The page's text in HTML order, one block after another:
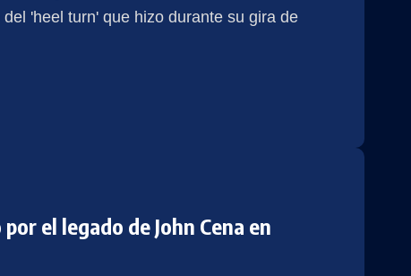
'heel turn' que hizo durante su gira de
el legado de John Cena en